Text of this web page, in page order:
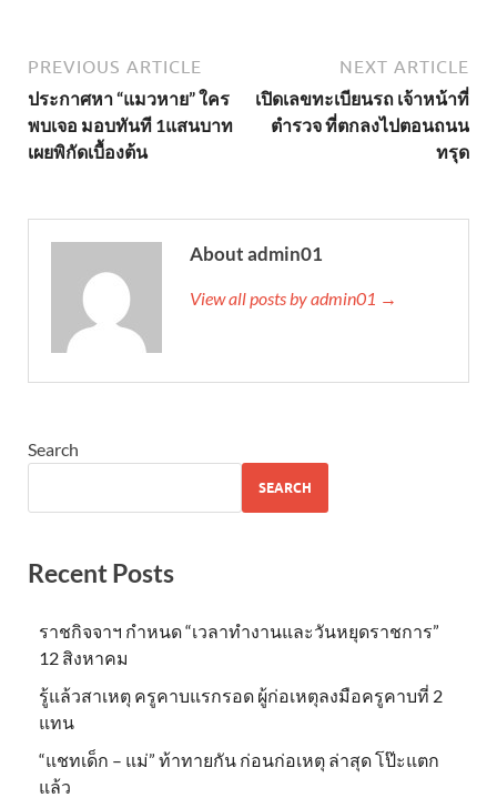
PREVIOUS ARTICLE
ประกาศหา “แมวหาย” ใคร
พบเจอ มอบทันที 1แสนบาท
เผยพิกัดเบื้องต้น
NEXT ARTICLE
เปิดเลขทะเบียนรถ เจ้าหน้าที่
ตำรวจ ที่ตกลงไปตอนถนน
ทรุด
About admin01
View all posts by admin01 →
Search
SEARCH
Recent Posts
ราชกิจจาฯ กำหนด “เวลาทำงานและวันหยุดราชการ”
12 สิงหาคม
รู้แล้วสาเหตุ ครูคาบแรกรอด ผู้ก่อเหตุลงมือครูคาบที่ 2
แทน
“แชทเด็ก – แม่” ท้าทายกัน ก่อนก่อเหตุ ล่าสุด โป๊ะแตก
แล้ว